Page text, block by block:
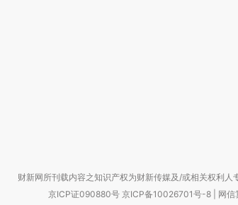
财新网所刊载内容之知识产权为财新传媒及/或相关权利人
京ICP证090880号 京ICP备10026701号-8 网